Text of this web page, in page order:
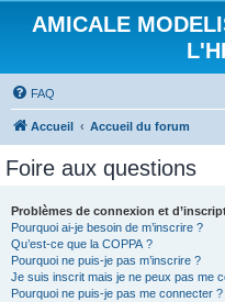
AMICALE
FAQ
Accueil Accueil du forum
Foire aux questions
Problèmes de connexion et
Pourquoi ai-je besoin de m’inscrire ?
Qu’est-ce que la COPPA ?
Pourquoi ne puis-je pas m’inscrire ?
Je suis inscrit mais je ne peux pas me
Pourquoi ne puis-je pas me connecter ?